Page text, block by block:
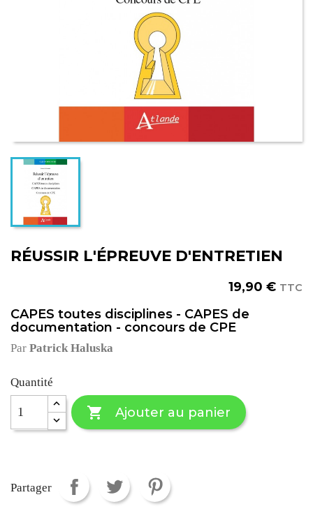
RÉUSSIR L'ÉPREUVE D'ENTRETIEN
19,90 € TTC
CAPES toutes disciplines - CAPES de
documentation - concours de CPE
Par Patrick Haluska
Quantité
 Ajouter au panier
Partager